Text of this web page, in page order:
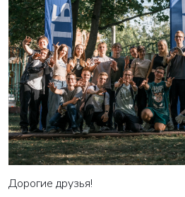
Дорогие друзья!